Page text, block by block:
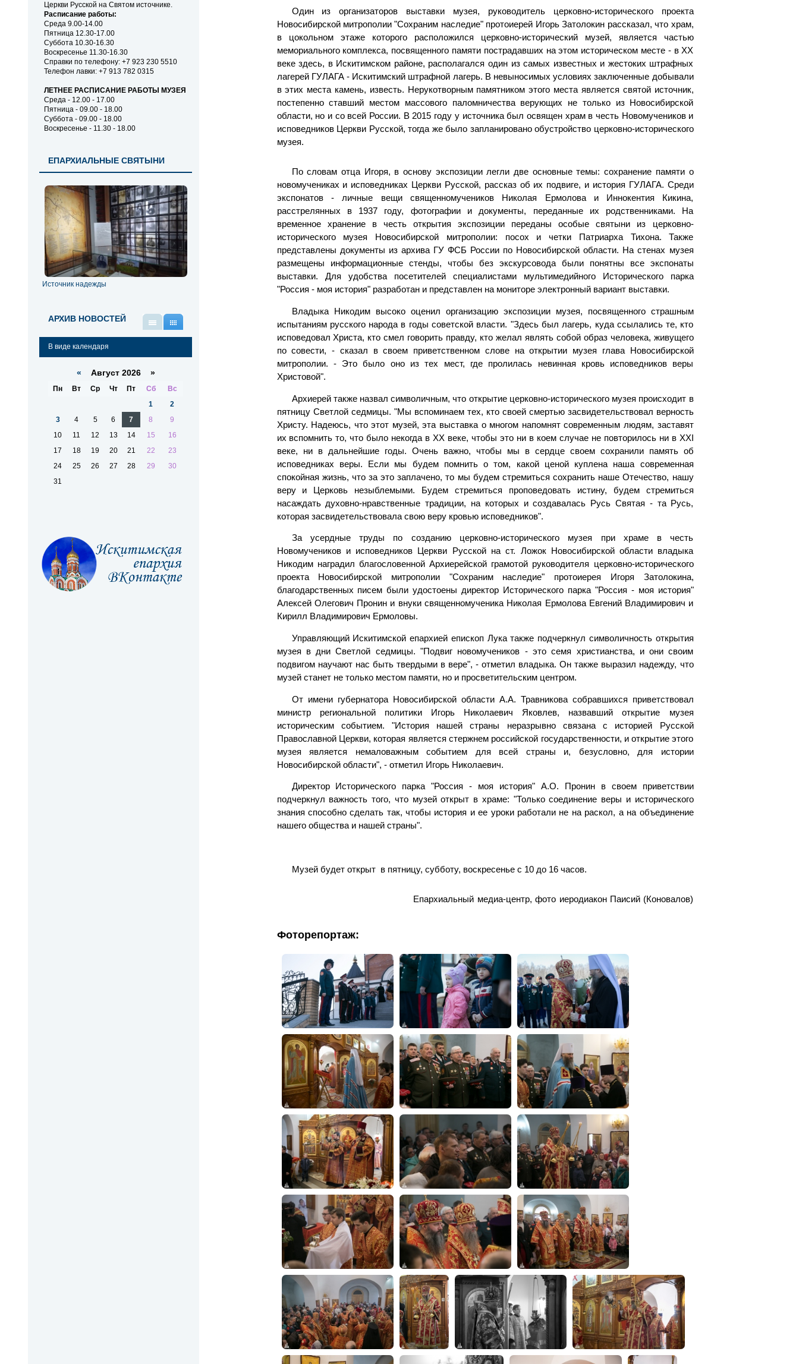
Церкви Русской на Святом источнике.
Расписание работы:
Среда 9.00-14.00
Пятница 12.30-17.00
Суббота 10.30-16.30
Воскресенье 11.30-16.30
Справки по телефону: +7 923 230 5510
Телефон лавки: +7 913 782 0315
ЛЕТНЕЕ РАСПИСАНИЕ РАБОТЫ МУЗЕЯ
Среда - 12.00 - 17.00
Пятница - 09.00 - 18.00
Суббота - 09.00 - 18.00
Воскресенье - 11.30 - 18.00
ЕПАРХИАЛЬНЫЕ СВЯТЫНИ
Источник надежды
АРХИВ НОВОСТЕЙ
В виде календаря
« Август 2026 »
Пн Вт Ср Чт Пт Сб
Вс
1
2
3
4 5 6 7 8
9
10
11 12 13 14 15
16
17
18 19 20 21 22
23
24
25 26 27 28 29
30
31
Один из организаторов выставки музея, руководитель церковно-исторического проекта
Новосибирской митрополии "Сохраним наследие" протоиерей Игорь Затолокин рассказал, что храм,
в цокольном этаже которого расположился церковно-исторический музей, является частью
мемориального комплекса, посвященного памяти пострадавших на этом историческом месте - в XX
веке здесь, в Искитимском районе, располагался один из самых известных и жестоких штрафных
лагерей ГУЛАГА - Искитимский штрафной лагерь. В невыносимых условиях заключенные добывали
в этих места камень, известь. Нерукотворным памятником этого места является святой источник,
постепенно ставший местом массового паломничества верующих не только из Новосибирской
области, но и со всей России. В 2015 году у источника был освящен храм в честь Новомучеников и
исповедников Церкви Русской, тогда же было запланировано обустройство церковно-исторического
музея.
По словам отца Игоря, в основу экспозиции легли две основные темы: сохранение памяти о
новомучениках и исповедниках Церкви Русской, рассказ об их подвиге, и история ГУЛАГА. Среди
экспонатов - личные вещи священномучеников Николая Ермолова и Иннокентия Кикина,
расстрелянных в 1937 году, фотографии и документы, переданные их родственниками. На
временное хранение в честь открытия экспозиции переданы особые святыни из церковно-
исторического музея Новосибирской митрополии: посох и четки Патриарха Тихона. Также
представлены документы из архива ГУ ФСБ России по Новосибирской области. На стенах музея
размещены информационные стенды, чтобы без экскурсовода были понятны все экспонаты
выставки. Для удобства посетителей специалистами мультимедийного Исторического парка
"Россия - моя история" разработан и представлен на мониторе электронный вариант выставки.
Владыка Никодим высоко оценил организацию экспозиции музея, посвященного страшным
испытаниям русского народа в годы советской власти. "Здесь был лагерь, куда ссылались те, кто
исповедовал Христа, кто смел говорить правду, кто желал являть собой образ человека, живущего
по совести, - сказал в своем приветственном слове на открытии музея глава Новосибирской
митрополии. - Это было оно из тех мест, где пролилась невинная кровь исповедников веры
Христовой".
Архиерей также назвал символичным, что открытие церковно-исторического музея происходит в
пятницу Светлой седмицы. "Мы вспоминаем тех, кто своей смертью засвидетельствовал верность
Христу. Надеюсь, что этот музей, эта выставка о многом напомнят современным людям, заставят
их вспомнить то, что было некогда в XX веке, чтобы это ни в коем случае не повторилось ни в XXI
веке, ни в дальнейшие годы. Очень важно, чтобы мы в сердце своем сохранили память об
исповедниках веры. Если мы будем помнить о том, какой ценой куплена наша современная
спокойная жизнь, что за это заплачено, то мы будем стремиться сохранить наше Отечество, нашу
веру и Церковь незыблемыми. Будем стремиться проповедовать истину, будем стремиться
насаждать духовно-нравственные традиции, на которых и создавалась Русь Святая - та Русь,
которая засвидетельствовала свою веру кровью исповедников".
За усердные труды по созданию церковно-исторического музея при храме в честь
Новомучеников и исповедников Церкви Русской на ст. Ложок Новосибирской области владыка
Никодим наградил благословенной Архиерейской грамотой руководителя церковно-исторического
проекта Новосибирской митрополии "Сохраним наследие" протоиерея Игоря Затолокина,
благодарственных писем были удостоены директор Исторического парка "Россия - моя история"
Алексей Олегович Пронин и внуки священномученика Николая Ермолова Евгений Владимирович и
Кирилл Владимирович Ермоловы.
Управляющий Искитимской епархией епископ Лука также подчеркнул символичность открытия
музея в дни Светлой седмицы. "Подвиг новомучеников - это семя христианства, и они своим
подвигом научают нас быть твердыми в вере", - отметил владыка. Он также выразил надежду, что
музей станет не только местом памяти, но и просветительским центром.
От имени губернатора Новосибирской области А.А. Травникова собравшихся приветствовал
министр региональной политики Игорь Николаевич Яковлев, назвавший открытие музея
историческим событием. "История нашей страны неразрывно связана с историей Русской
Православной Церкви, которая является стержнем российской государственности, и открытие этого
музея является немаловажным событием для всей страны и, безусловно, для истории
Новосибирской области", - отметил Игорь Николаевич.
Директор Исторического парка "Россия - моя история" А.О. Пронин в своем приветствии
подчеркнул важность того, что музей открыт в храме: "Только соединение веры и исторического
знания способно сделать так, чтобы история и ее уроки работали не на раскол, а на объединение
нашего общества и нашей страны".
Музей будет открыт в пятницу, субботу, воскресенье с 10 до 16 часов.
Епархиальный медиа-центр, фото иеродиакон Паисий (Коновалов)
Фоторепортаж: